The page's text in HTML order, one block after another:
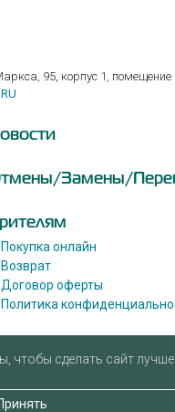
95, корпус 1, помещение
Замены/
Покупка онлайн
Возврат
Договор оферты
Политика
чтобы сделать сайт лучше